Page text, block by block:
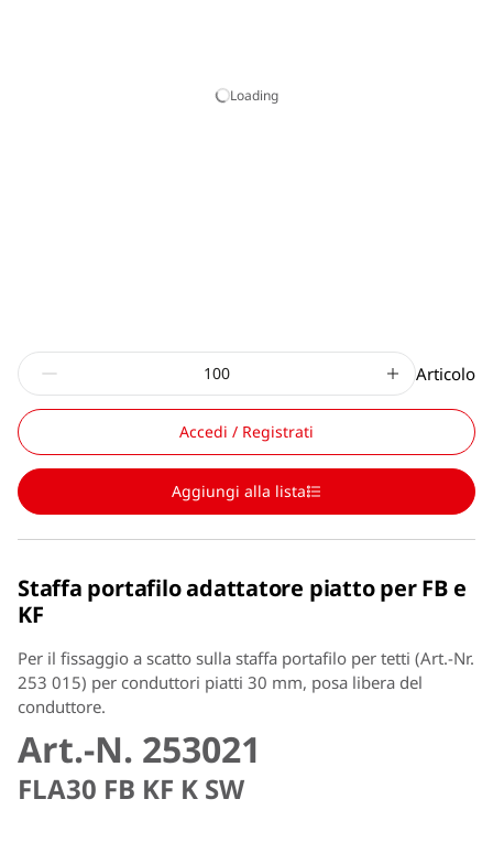
Loading
Articolo
Accedi / Registrati
Aggiungi alla lista
Staffa portafilo adattatore piatto per FB e
KF
Per il fissaggio a scatto sulla staffa portafilo per tetti (Art.-Nr.
253 015) per conduttori piatti 30 mm, posa libera del
conduttore.
Art.-N. 253021
FLA30 FB KF K SW